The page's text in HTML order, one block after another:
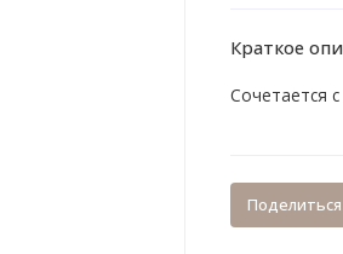
Краткое
Сочетается
Поделиться